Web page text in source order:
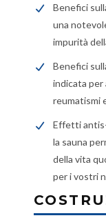
Benefici
una
impurità
Benefici
indicata per
reumatismi
Effetti
la sauna
della vita
per i vostri